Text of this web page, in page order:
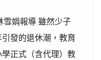
雪娟報導 雖然少子
發的退休潮，教育
正式（含代理）教